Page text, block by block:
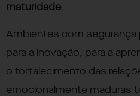
maturidade.
Ambientes com
para a inovação, para a
o fortalecimento das
emocionalmente maduras